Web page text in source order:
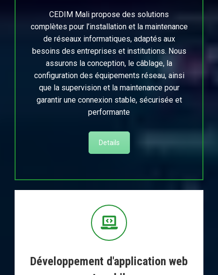
CEDIM Mali propose des solutions
complètes pour l’installation et la maintenance
de réseaux informatiques, adaptés aux
besoins des entreprises et institutions. Nous
assurons la conception, le câblage, la
configuration des équipements réseau, ainsi
que la supervision et la maintenance pour
garantir une connexion stable, sécurisée et
performante
Details
Développement d'application web